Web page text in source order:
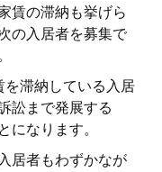
賃の滞納も挙げら
の入居者を募集で
滞納している入居
訟まで発展する
になります。
居者もわずかなが